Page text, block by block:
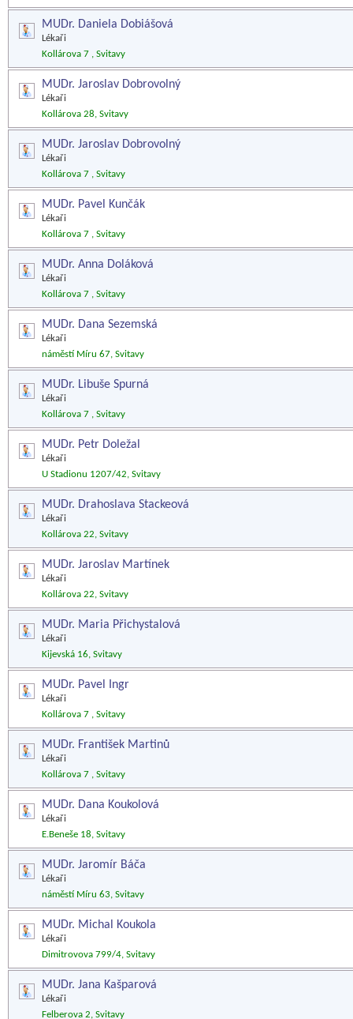
MUDr. Daniela Dobiášová
Lékaři
Kollárova 7 , Svitavy
MUDr. Jaroslav Dobrovolný
Lékaři
Kollárova 28, Svitavy
MUDr. Jaroslav Dobrovolný
Lékaři
Kollárova 7 , Svitavy
MUDr. Pavel Kunčák
Lékaři
Kollárova 7 , Svitavy
MUDr. Anna Doláková
Lékaři
Kollárova 7 , Svitavy
MUDr. Dana Sezemská
Lékaři
náměstí Míru 67, Svitavy
MUDr. Libuše Spurná
Lékaři
Kollárova 7 , Svitavy
MUDr. Petr Doležal
Lékaři
U Stadionu 1207/42, Svitavy
MUDr. Drahoslava Stackeová
Lékaři
Kollárova 22, Svitavy
MUDr. Jaroslav Martínek
Lékaři
Kollárova 22, Svitavy
MUDr. Maria Přichystalová
Lékaři
Kijevská 16, Svitavy
MUDr. Pavel Ingr
Lékaři
Kollárova 7 , Svitavy
MUDr. František Martinů
Lékaři
Kollárova 7 , Svitavy
MUDr. Dana Koukolová
Lékaři
E.Beneše 18, Svitavy
MUDr. Jaromír Báča
Lékaři
náměstí Míru 63, Svitavy
MUDr. Michal Koukola
Lékaři
Dimitrovova 799/4, Svitavy
MUDr. Jana Kašparová
Lékaři
Felberova 2, Svitavy